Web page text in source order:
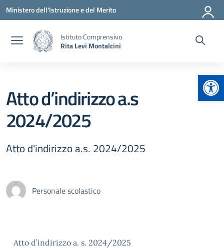
Vai ai contenuti
Vai al menu di navigazione
Vai al footer
Ministero dell'Istruzione e del Merito
Istituto Comprensivo
Rita Levi Montalcini
Atto d’indirizzo a.s
2024/2025
Atto d'indirizzo a.s. 2024/2025
Personale scolastico
Atto d’indirizzo a. s. 2024/2025